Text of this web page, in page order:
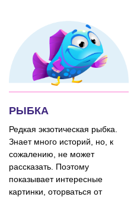
РЫБКА
Редкая экзотическая рыбка.
Знает много историй, но, к
сожалению, не может
рассказать. Поэтому
показывает интересные
картинки, оторваться от